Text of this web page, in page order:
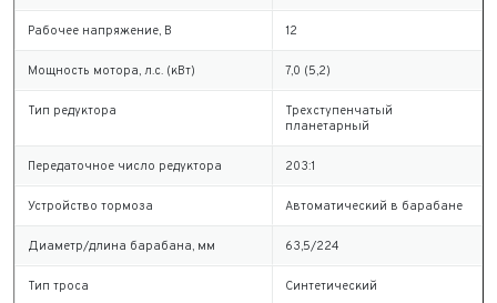
Рабочее напряжение, В 12
Мощность мотора, л.с. (кВт) 7,0 (5,2)
Тип редуктора
Трехступенчатый
планетарный
Передаточное число редуктора 203:1
Устройство тормоза Автоматический в барабане
Диаметр/длина барабана, мм 63,5/224
Тип троса Синтетический